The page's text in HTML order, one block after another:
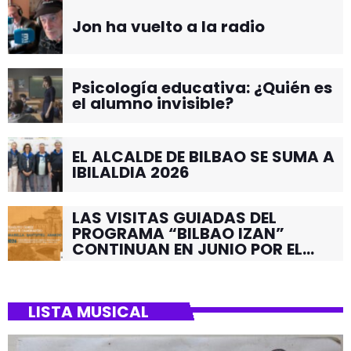
Jon ha vuelto a la radio
Psicología educativa: ¿Quién es
el alumno invisible?
EL ALCALDE DE BILBAO SE SUMA A
IBILALDIA 2026
LAS VISITAS GUIADAS DEL
PROGRAMA “BILBAO IZAN”
CONTINUAN EN JUNIO POR EL
LISTA MUSICAL